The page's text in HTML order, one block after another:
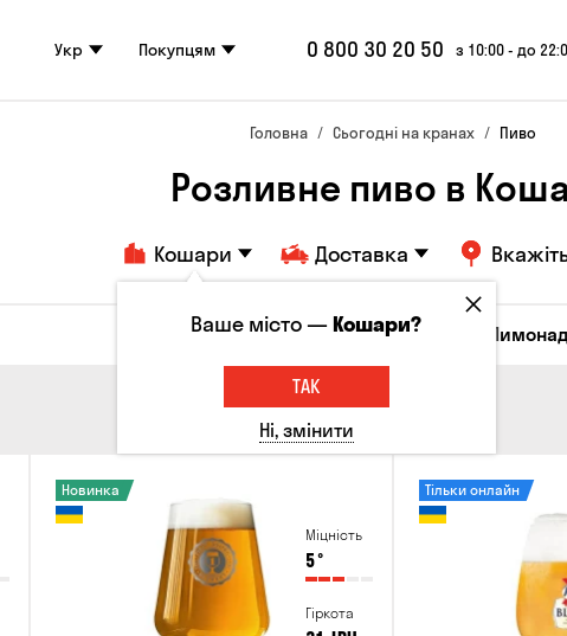
Укр Покупцям 0 800 30 20 50 з 10:00 - до
Головна Сьогодні на кранах Пиво
Розливне пиво в
Кошари Доставка
Всі товари Пиво Сидр Вино
Міцність
5°
Гіркота
Новинка Тільки онлайн
Ваше місто —Кошари?
ТАК
Ні, змінити